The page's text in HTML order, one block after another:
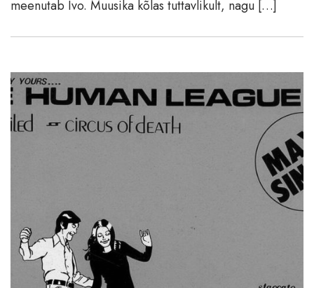
meenutab Ivo. Muusika kõlas tuttavlikult, nagu […]